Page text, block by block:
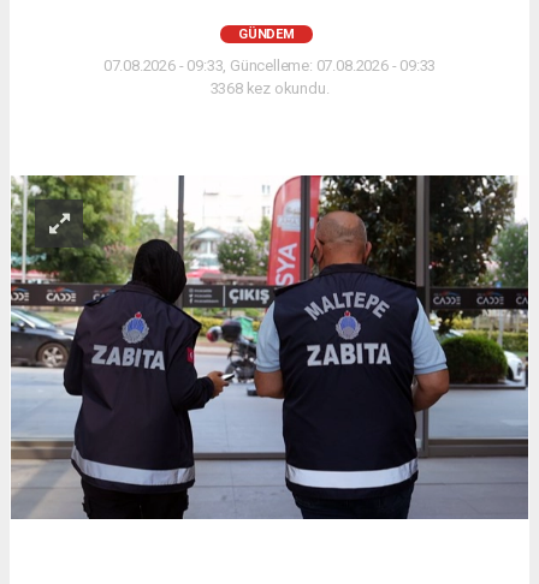
GÜNDEM
07.08.2026 - 09:33, Güncelleme: 07.08.2026 - 09:33
3368 kez okundu.